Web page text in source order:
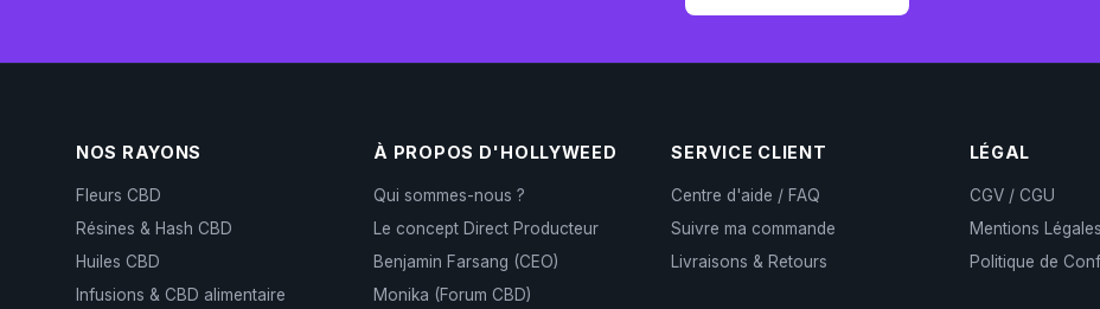
NOS RAYONS
Fleurs CBD
Résines & Hash CBD
Huiles CBD
Infusions & CBD alimentaire
À PROPOS D'HOLLYWEED
Qui sommes-nous ?
Le concept Direct Producteur
Benjamin Farsang (CEO)
Monika (Forum CBD)
SERVICE CLIENT
Centre d'aide / FAQ
Suivre ma commande
Livraisons & Retours
LÉGAL
CGV / CGU
Mentions Légales
Politique de